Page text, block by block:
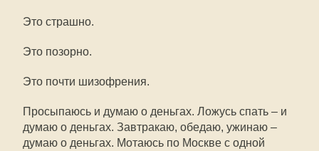
Это страшно.
Это позорно.
Это почти шизофрения.
Просыпаюсь и думаю о деньгах. Ложусь спать – и
думаю о деньгах. Завтракаю, обедаю, ужинаю –
думаю о деньгах. Мотаюсь по Москве с одной